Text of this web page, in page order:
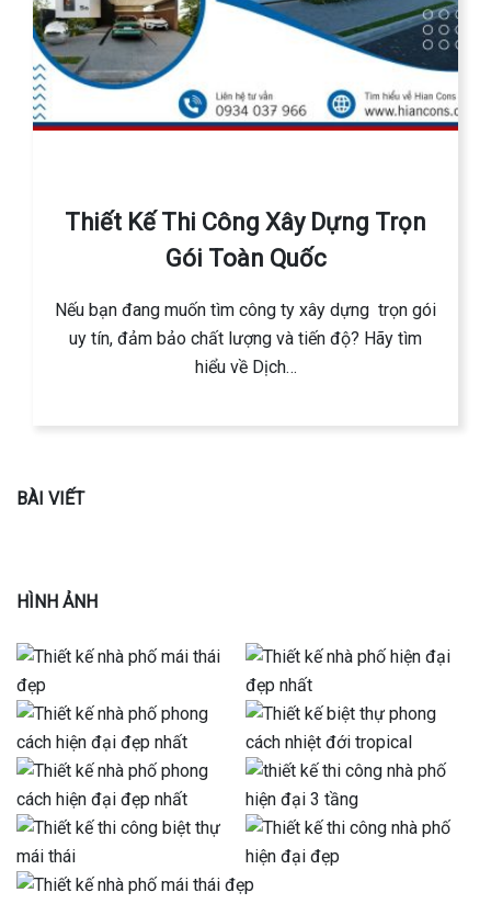
Thiết Kế Thi Công Xây Dựng Trọn
Gói Toàn Quốc
Nếu bạn đang muốn tìm công ty xây dựng trọn gói
uy tín, đảm bảo chất lượng và tiến độ? Hãy tìm
hiểu về Dịch…
BÀI VIẾT
HÌNH ẢNH